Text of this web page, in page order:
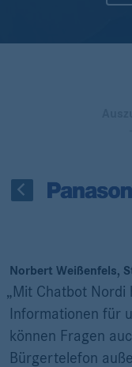
Norbert Weißenfels,
„Mit Chatbot Nordi
Informationen für
können Fragen
Bürgertelefon